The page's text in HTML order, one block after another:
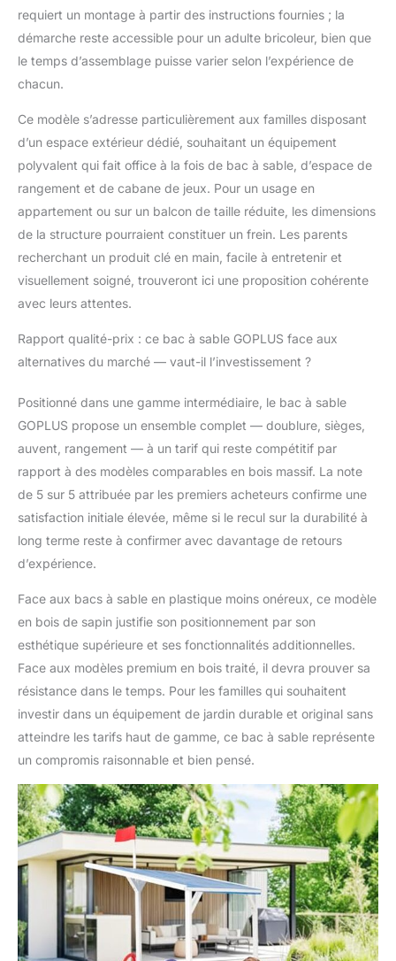
l'aventure. De plus,
c'est un ajout
charmant au jardin et à
la terrasse, offrant à la
de nombreux
environnements.
requiert un montage à partir des instructions fournies ; la
démarche reste accessible pour un adulte bricoleur, bien que
le temps d’assemblage puisse varier selon l’expérience de
chacun.
Ce modèle s’adresse particulièrement aux familles disposant
d’un espace extérieur dédié, souhaitant un équipement
polyvalent qui fait office à la fois de bac à sable, d’espace de
rangement et de cabane de jeux. Pour un usage en
appartement ou sur un balcon de taille réduite, les dimensions
de la structure pourraient constituer un frein. Les parents
recherchant un produit clé en main, facile à entretenir et
visuellement soigné, trouveront ici une proposition cohérente
avec leurs attentes.
Rapport qualité-prix : ce bac à sable GOPLUS face aux
alternatives du marché — vaut-il l’investissement ?
Positionné dans une gamme intermédiaire, le bac à sable
GOPLUS propose un ensemble complet — doublure, sièges,
auvent, rangement — à un tarif qui reste compétitif par
rapport à des modèles comparables en bois massif. La note
de 5 sur 5 attribuée par les premiers acheteurs confirme une
satisfaction initiale élevée, même si le recul sur la durabilité à
long terme reste à confirmer avec davantage de retours
d’expérience.
Face aux bacs à sable en plastique moins onéreux, ce modèle
en bois de sapin justifie son positionnement par son
esthétique supérieure et ses fonctionnalités additionnelles.
Face aux modèles premium en bois traité, il devra prouver sa
résistance dans le temps. Pour les familles qui souhaitent
investir dans un équipement de jardin durable et original sans
atteindre les tarifs haut de gamme, ce bac à sable représente
un compromis raisonnable et bien pensé.